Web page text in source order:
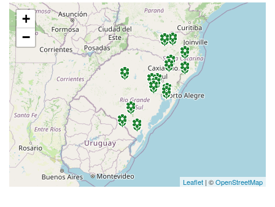
+
−
Leaflet | ©OpenStreetMap